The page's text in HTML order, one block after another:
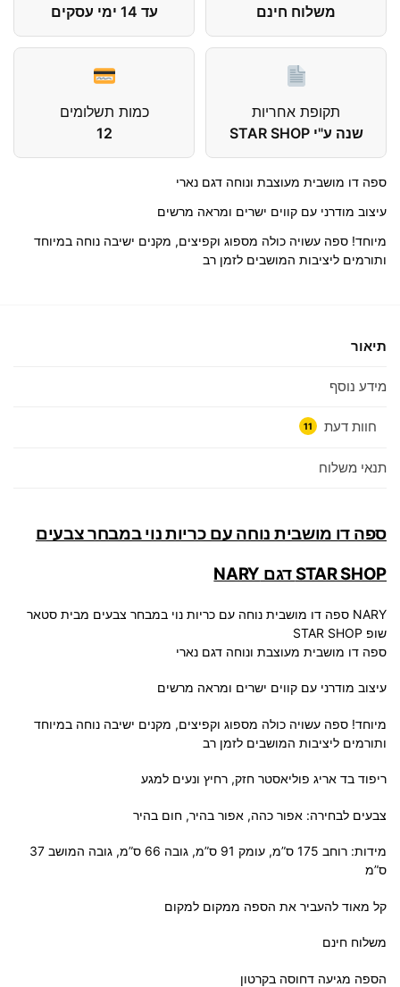
משלוח חינם
עד 14 ימי עסקים
תקופת אחריות
שנה ע"י STAR SHOP
כמות תשלומים
12
ספה דו מושבית מעוצבת ונוחה דגם נארי
עיצוב מודרני עם קווים ישרים ומראה מרשים
מיוחד! ספה עשויה כולה מספוג וקפיצים, מקנים ישיבה נוחה במיוחד
ותורמים ליציבות המושבים לזמן רב
תיאור
מידע נוסף
חוות דעת 11
תנאי משלוח
ספה דו מושבית נוחה עם כריות נוי במבחר צבעים
STAR SHOP דגם NARY
NARY ספה דו מושבית נוחה עם כריות נוי במבחר צבעים מבית סטאר
שופ STAR SHOP
ספה דו מושבית מעוצבת ונוחה דגם נארי
עיצוב מודרני עם קווים ישרים ומראה מרשים
מיוחד! ספה עשויה כולה מספוג וקפיצים, מקנים ישיבה נוחה במיוחד
ותורמים ליציבות המושבים לזמן רב
ריפוד בד אריג פוליאסטר חזק, רחיץ ונעים למגע
צבעים לבחירה: אפור כהה, אפור בהיר, חום בהיר
מידות: רוחב 175 ס”מ, עומק 91 ס”מ, גובה 66 ס”מ, גובה המושב 37
ס”מ
קל מאוד להעביר את הספה ממקום למקום
משלוח חינם
הספה מגיעה דחוסה בקרטון